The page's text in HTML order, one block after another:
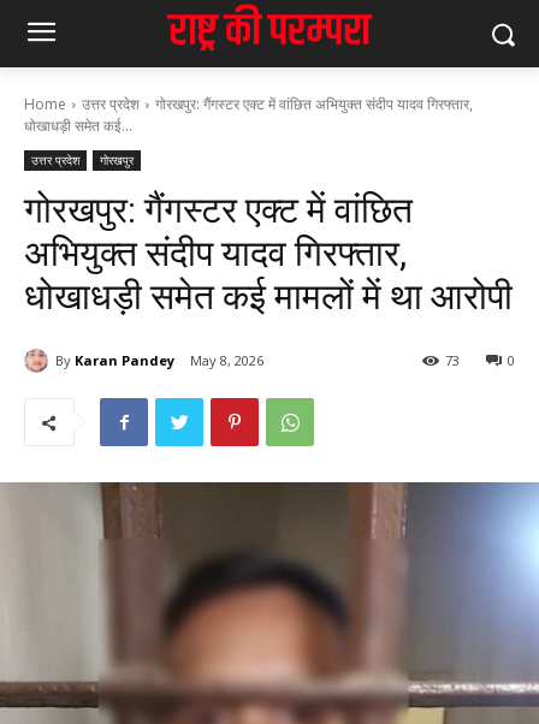
Home उत्तर प्रदेश
गोरखपुर: गैंगस्टर एक्ट में वांछित अभियुक्त संदीप यादव गिरफ्तार,
धोखाधड़ी समेत कई...
उत्तर प्रदेश गोरखपुर
गोरखपुर: गैंगस्टर एक्ट में वांछित
अभियुक्त संदीप यादव गिरफ्तार,
धोखाधड़ी समेत कई मामलों में था आरोपी
By Karan Pandey May 8, 2026 0
73